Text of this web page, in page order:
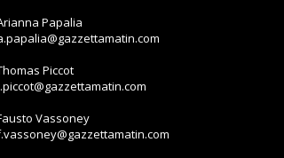
Papalia
Piccot
Vassoney